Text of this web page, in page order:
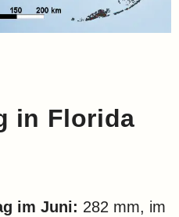
in Florida
im Juni: 282 mm, im